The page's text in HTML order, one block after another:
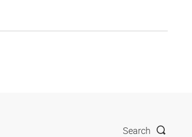
Search